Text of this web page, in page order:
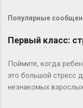
Популярные
Первый класс:
Поймите, когда
это большой стресс
незнакомых